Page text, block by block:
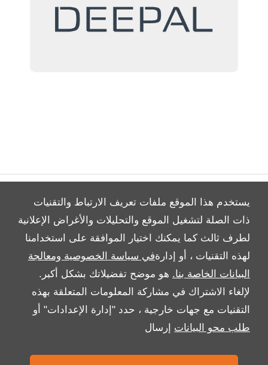
يستخدم هذا الموقع ملفات تعريف الارتباط والتقنيات
ذات الصلة لتشغيل الموقع والتحليلات والأغراض الإعلانية
لطرف ثالث كما يمكنك اختيار الموافقة على استخدامنا
لهذه التقنيات ، أو إدارةفي سياسة الخصوصية ومعالجة
البيانات الخاصة بنا. هو موضح تفضيلاتك بشكل أكبر.
لإلغاء الاشتراك في مشاركة المعلومات المتعلقة بهذه
التقنيات مع جهات خارجية ، حدد "إدارة الإعدادات" أو
طلب محو البيانات إرسال
All Rights Reserved
Follow بريمير موتورز